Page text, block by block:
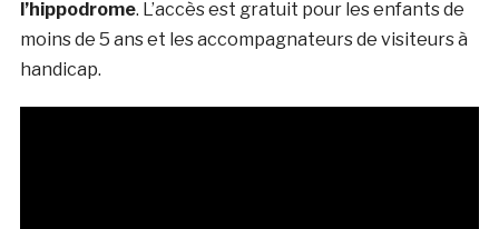
l’hippodrome. L’accès est gratuit pour les enfants de
moins de 5 ans et les accompagnateurs de visiteurs à
handicap.